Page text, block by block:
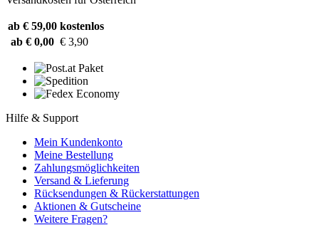
ab € 59,00 kostenlos
ab € 0,00 € 3,90
Hilfe & Support
Mein Kundenkonto
Meine Bestellung
Zahlungsmöglichkeiten
Versand & Lieferung
Rücksendungen & Rückerstattungen
Aktionen & Gutscheine
Weitere Fragen?